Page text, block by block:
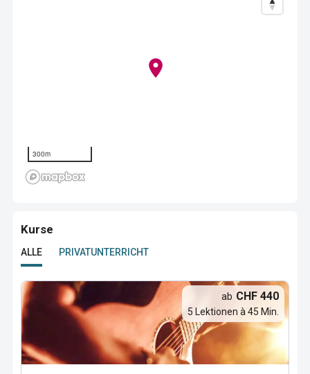
300m
Kurse
ALLE PRIVATUNTERRICHT
ab CHF 440
5 Lektionen à 45 Min.